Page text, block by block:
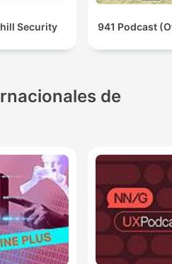
Security 941 Podcast
de